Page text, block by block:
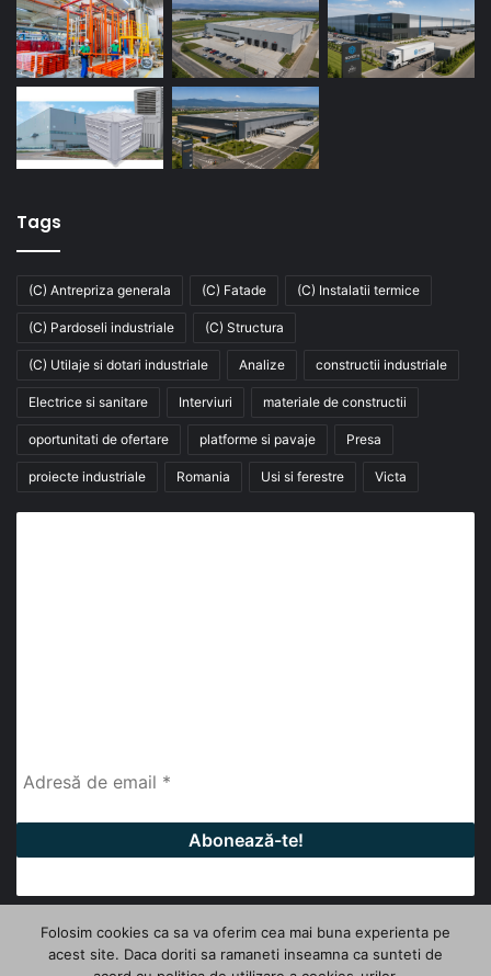
Tags
(C) Antrepriza generala (C) Fatade (C) Instalatii termice
(C) Pardoseli industriale (C) Structura
(C) Utilaje si dotari industriale Analize constructii industriale
Electrice si sanitare Interviuri materiale de constructii
oportunitati de ofertare platforme si pavaje Presa
proiecte industriale Romania Usi si ferestre Victa
© Copyright 2026, All Rights Reserved | InfoHale
Folosim cookies ca sa va oferim cea mai buna experienta pe
acest site. Daca doriti sa ramaneti inseamna ca sunteti de